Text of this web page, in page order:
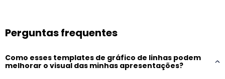
Perguntas frequentes
Como esses templates de gráfico de linhas podem
melhorar o visual das minhas apresentações?